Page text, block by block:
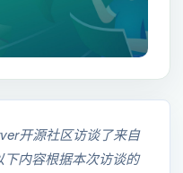
开源社区访谈了来自
内容根据本次访谈的